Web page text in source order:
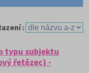
:
typu subjektu
řetězec) -